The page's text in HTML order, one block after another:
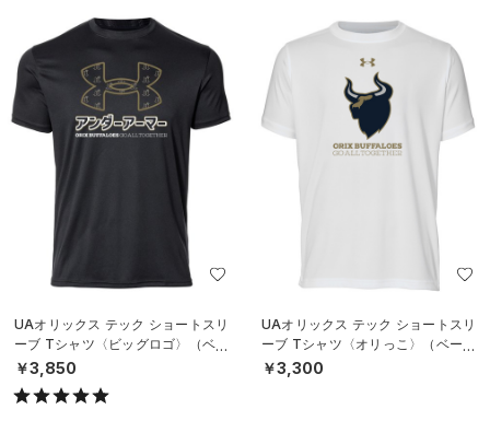
UAオリックス テック ショートスリ
ーブ Tシャツ〈ビッグロゴ〉（ベー
スボール/UNISEX）
￥3,850
UAオリックス テック ショートスリ
ーブ Tシャツ〈オリっこ〉（ベース
ボール/KIDS）
￥3,300